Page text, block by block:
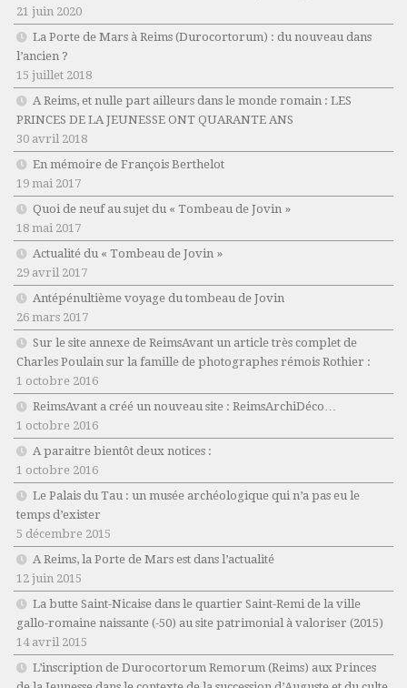
21 juin 2020
La Porte de Mars à Reims (Durocortorum) : du nouveau dans
l’ancien ?
15 juillet 2018
A Reims, et nulle part ailleurs dans le monde romain : LES
PRINCES DE LA JEUNESSE ONT QUARANTE ANS
30 avril 2018
En mémoire de François Berthelot
19 mai 2017
Quoi de neuf au sujet du « Tombeau de Jovin »
18 mai 2017
Actualité du « Tombeau de Jovin »
29 avril 2017
Antépénultième voyage du tombeau de Jovin
26 mars 2017
Sur le site annexe de ReimsAvant un article très complet de
Charles Poulain sur la famille de photographes rémois Rothier :
1 octobre 2016
ReimsAvant a créé un nouveau site : ReimsArchiDéco…
1 octobre 2016
A paraitre bientôt deux notices :
1 octobre 2016
Le Palais du Tau : un musée archéologique qui n’a pas eu le
temps d’exister
5 décembre 2015
A Reims, la Porte de Mars est dans l’actualité
12 juin 2015
La butte Saint-Nicaise dans le quartier Saint-Remi de la ville
gallo-romaine naissante (-50) au site patrimonial à valoriser (2015)
14 avril 2015
L’inscription de Durocortorum Remorum (Reims) aux Princes